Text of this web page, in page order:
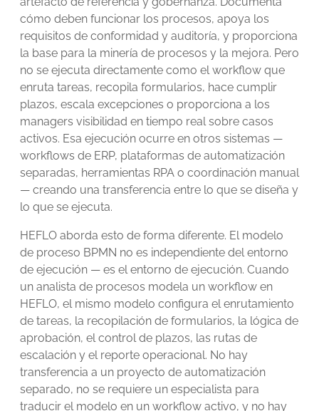
cómo deben funcionar los procesos, apoya los
requisitos de conformidad y auditoría, y proporciona
la base para la minería de procesos y la mejora. Pero
no se ejecuta directamente como el workflow que
enruta tareas, recopila formularios, hace cumplir
plazos, escala excepciones o proporciona a los
managers visibilidad en tiempo real sobre casos
activos. Esa ejecución ocurre en otros sistemas —
workflows de ERP, plataformas de automatización
separadas, herramientas RPA o coordinación manual
— creando una transferencia entre lo que se diseña y
lo que se ejecuta.
HEFLO aborda esto de forma diferente. El modelo
de proceso BPMN no es independiente del entorno
de ejecución — es el entorno de ejecución. Cuando
un analista de procesos modela un workflow en
HEFLO, el mismo modelo configura el enrutamiento
de tareas, la recopilación de formularios, la lógica de
aprobación, el control de plazos, las rutas de
escalación y el reporte operacional. No hay
transferencia a un proyecto de automatización
separado, no se requiere un especialista para
traducir el modelo en un workflow activo, y no hay